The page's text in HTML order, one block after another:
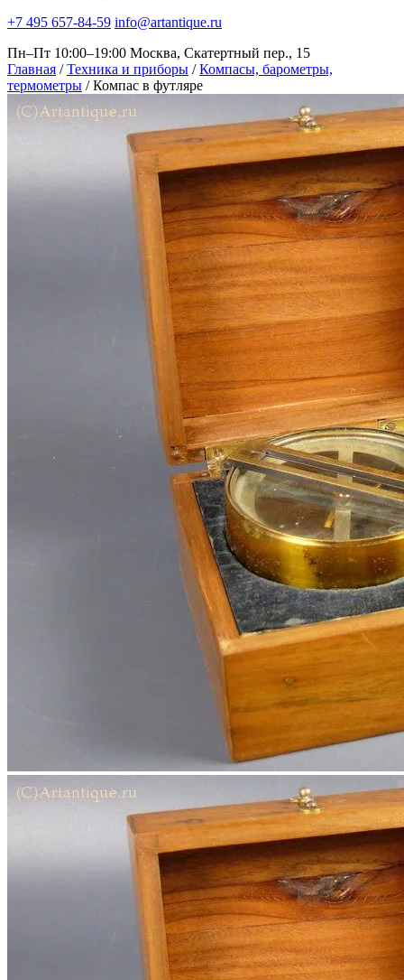
+7 495 657-84-59 info@artantique.ru
Пн–Пт 10:00–19:00 Москва, Скатертный пер., 15
Главная / Техника и приборы / Компасы, барометры,
термометры / Компас в футляре